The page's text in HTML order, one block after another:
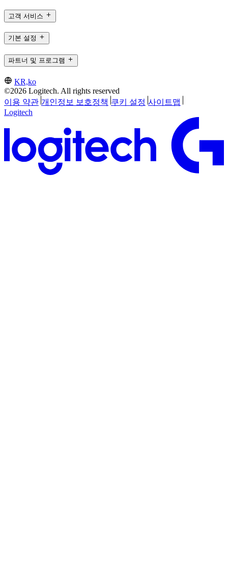
고객 서비스
기본 설정
파트너 및 프로그램
KR,ko
©2026 Logitech. All rights reserved
이용 약관 개인정보 보호정책 쿠키 설정 사이트맵
Logitech